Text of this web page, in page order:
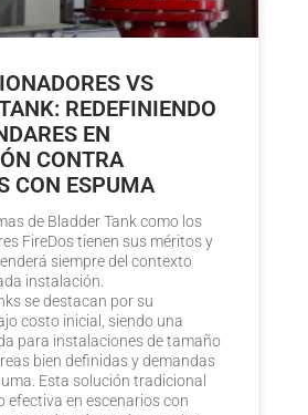
VS
REDEFINIENDO
EN
CONTRA
CON ESPUMA
de Bladder Tank como los
FireDos tienen sus méritos y
siempre del contexto
instalación.
se destacan por su
costo inicial, siendo una
para instalaciones de tamaño
bien definidas y demandas
Esta solución tradicional
efectiva en escenarios con